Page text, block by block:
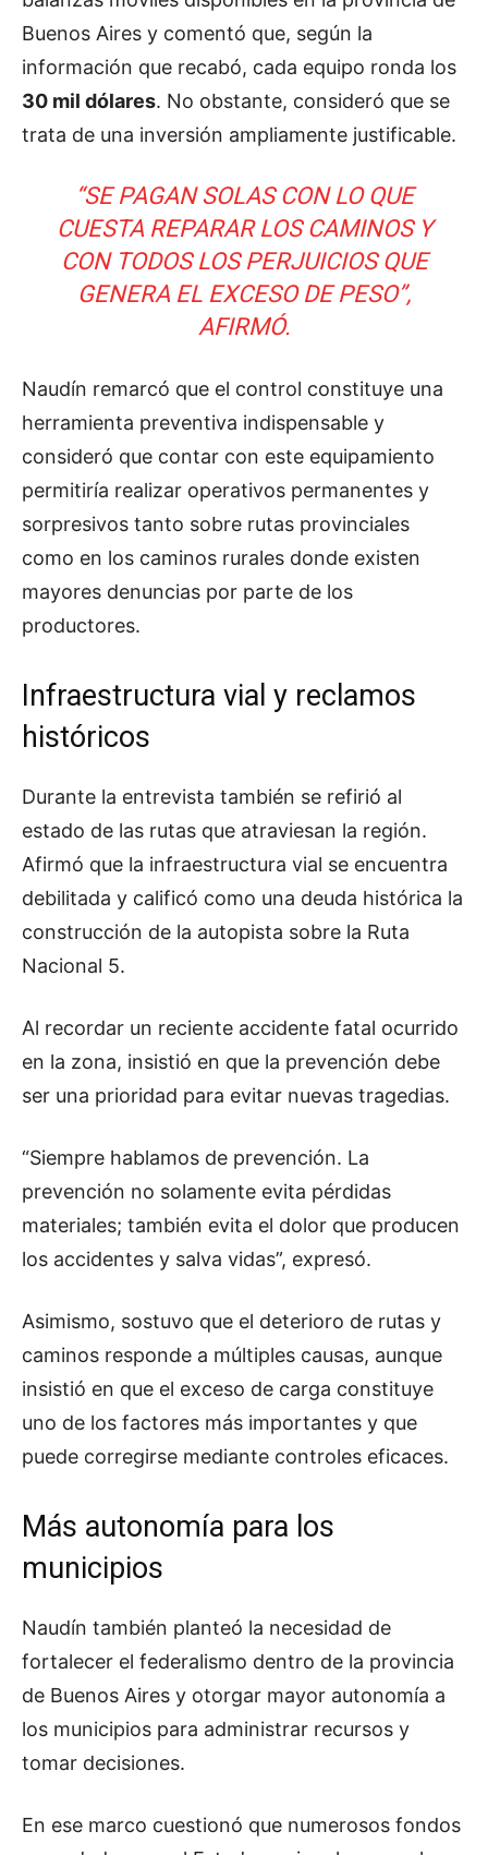
Buenos Aires y comentó que, según la
información que recabó, cada equipo ronda los
30 mil dólares. No obstante, consideró que se
trata de una inversión ampliamente justificable.
“SE PAGAN SOLAS CON LO QUE
CUESTA REPARAR LOS CAMINOS Y
CON TODOS LOS PERJUICIOS QUE
GENERA EL EXCESO DE PESO”,
AFIRMÓ.
Naudín remarcó que el control constituye una
herramienta preventiva indispensable y
consideró que contar con este equipamiento
permitiría realizar operativos permanentes y
sorpresivos tanto sobre rutas provinciales
como en los caminos rurales donde existen
mayores denuncias por parte de los
productores.
Infraestructura vial y reclamos
históricos
Durante la entrevista también se refirió al
estado de las rutas que atraviesan la región.
Afirmó que la infraestructura vial se encuentra
debilitada y calificó como una deuda histórica la
construcción de la autopista sobre la Ruta
Nacional 5.
Al recordar un reciente accidente fatal ocurrido
en la zona, insistió en que la prevención debe
ser una prioridad para evitar nuevas tragedias.
“Siempre hablamos de prevención. La
prevención no solamente evita pérdidas
materiales; también evita el dolor que producen
los accidentes y salva vidas”, expresó.
Asimismo, sostuvo que el deterioro de rutas y
caminos responde a múltiples causas, aunque
insistió en que el exceso de carga constituye
uno de los factores más importantes y que
puede corregirse mediante controles eficaces.
Más autonomía para los
municipios
Naudín también planteó la necesidad de
fortalecer el federalismo dentro de la provincia
de Buenos Aires y otorgar mayor autonomía a
los municipios para administrar recursos y
tomar decisiones.
En ese marco cuestionó que numerosos fondos